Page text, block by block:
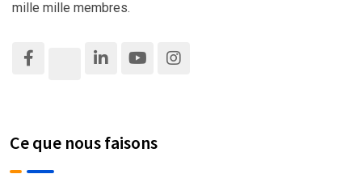
mille mille membres.
Ce que nous faisons